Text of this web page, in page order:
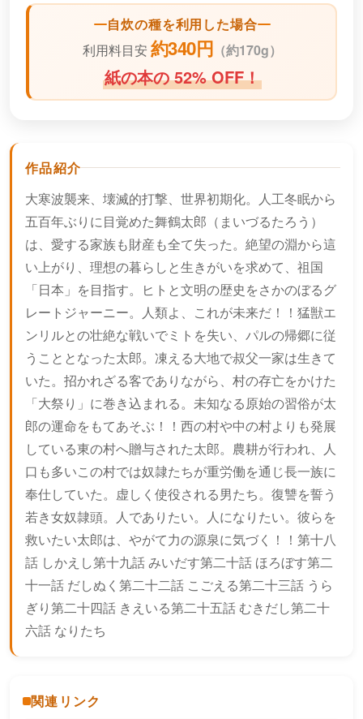
自炊の種を利用した場合
利用料目安 約340円 （約170g）
紙の本の 52% OFF！
作品紹介
大寒波襲来、壊滅的打撃、世界初期化。人工冬眠から
五百年ぶりに目覚めた舞鶴太郎（まいづるたろう）
は、愛する家族も財産も全て失った。絶望の淵から這
い上がり、理想の暮らしと生きがいを求めて、祖国
「日本」を目指す。ヒトと文明の歴史をさかのぼるグ
レートジャーニー。人類よ、これが未来だ！！猛獣エ
ンリルとの壮絶な戦いでミトを失い、パルの帰郷に従
うこととなった太郎。凍える大地で叔父一家は生きて
いた。招かれざる客でありながら、村の存亡をかけた
「大祭り」に巻き込まれる。未知なる原始の習俗が太
郎の運命をもてあそぶ！！西の村や中の村よりも発展
している東の村へ贈与された太郎。農耕が行われ、人
口も多いこの村では奴隷たちが重労働を通じ長一族に
奉仕していた。虚しく使役される男たち。復讐を誓う
若き女奴隷頭。人でありたい。人になりたい。彼らを
救いたい太郎は、やがて力の源泉に気づく！！第十八
話 しかえし第十九話 みいだす第二十話 ほろぼす第二
十一話 だしぬく第二十二話 こごえる第二十三話 うら
ぎり第二十四話 きえいる第二十五話 むきだし第二十
六話 なりたち
関連リンク